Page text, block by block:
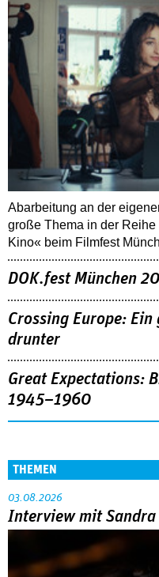
Abarbeitung an der
große Thema in der
Kino« beim Filmfest
DOK.fest München
Crossing Europe:
drunter
Great Expectations:
1945–1960
THEMEN
03.08.2026
Interview mit